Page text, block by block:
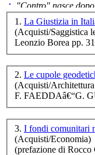
"Contro" nasce
cominciato con la
ripensaremarx. i saggi
questa collaborazione
è teorica, sempre però
presente fase.
Acquista ora...
A feed could not be
http://www.lastampa.it/
1. La Giustizia in
(Acquisti/Saggistica
Leonzio Borea pp.
2. Le cupole
(Acquisti/Architettura
F. FAEDDAâ€“G.
3. I fondi comunitari
(Acquisti/Economia)
(prefazione di